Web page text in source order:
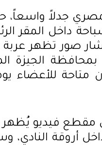
جدلاً واسعاً،
داخل المقر
صور تظهر
الجيزة
متاحة للأعضاء
مقطع فيديو
أروقة النادي،